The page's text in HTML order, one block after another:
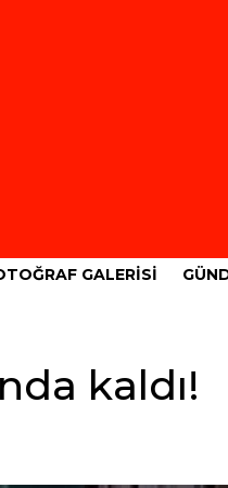
GALERISI
kaldı!